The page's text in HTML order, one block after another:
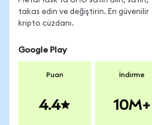
takas edin ve değiştirin. En güvenilir
kripto cüzdanı.
Google Play
Puan
4.4
İndirme
10M+